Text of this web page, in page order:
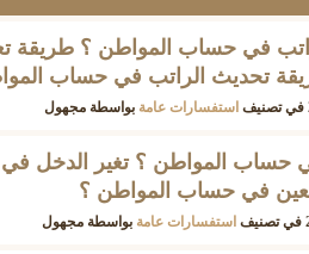
في حساب المواطن ؟ طريقة
تحديث الراتب في حساب
في تصنيف استفسارات عامة بواسطة مجهول
حساب المواطن ؟ تغير الدخل
في حساب المواطن ؟
في تصنيف استفسارات عامة بواسطة مجهول